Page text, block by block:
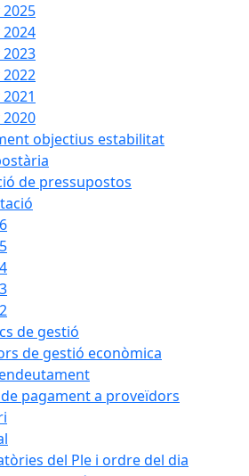
2025
2024
2023
2022
2020
objectius estabilitat
de pressupostos
de gestió
de gestió econòmica
pagament a proveïdors
del Ple i ordre del dia